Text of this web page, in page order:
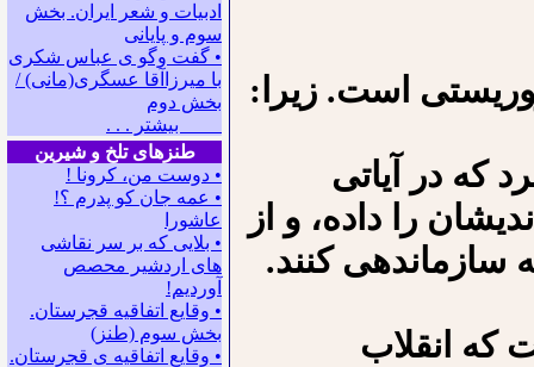
ادبیات و شعر ایران. بخش
سوم و پایانی
• گفت وگو ی عباس شکری
با میرزاآقا عسگری(مانی) /
بخش دوم
بیشتر . . .
طنزهای تلخ و شیرین
• دوست من، کرونا !
• ﻋﻤﻪ ﺟﺎﻥ ﻛﻮ ﭘﺪﺭﻡ ؟!
عاشورا
• بلایی که بر سر نقاشی
های اردشیر محصص
آوردیم!
• وقایع اتفاقیه قجرستان.
بخش سوم (طنز)
• وقایع اتفاقیه ی قجرستان.
است. زیرا:
که در آیاتی
را داده، و از
سازماندهی کنند.
که انقلاب